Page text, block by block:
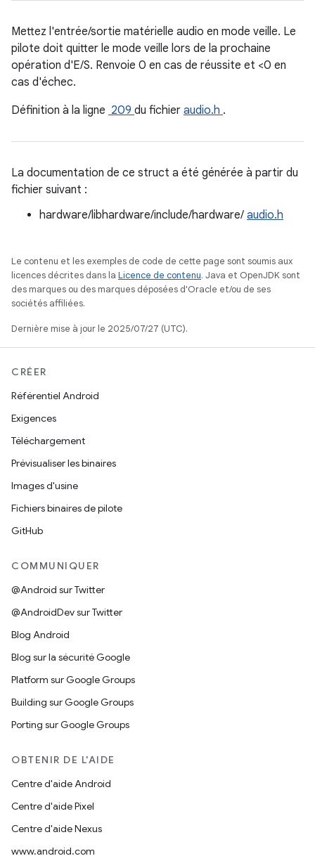
Mettez l'entrée/sortie matérielle audio en mode veille. Le
pilote doit quitter le mode veille lors de la prochaine
opération d'E/S. Renvoie 0 en cas de réussite et <0 en
cas d'échec.
Définition à la ligne 209 du fichier audio.h .
La documentation de ce struct a été générée à partir du
fichier suivant :
hardware/libhardware/include/hardware/ audio.h
Le contenu et les exemples de code de cette page sont soumis aux
licences décrites dans la Licence de contenu. Java et OpenJDK sont
des marques ou des marques déposées d'Oracle et/ou de ses
sociétés affiliées.
Dernière mise à jour le 2025/07/27 (UTC).
CRÉER
Référentiel Android
Exigences
Téléchargement
Prévisualiser les binaires
Images d'usine
Fichiers binaires de pilote
GitHub
COMMUNIQUER
@Android sur Twitter
@AndroidDev sur Twitter
Blog Android
Blog sur la sécurité Google
Platform sur Google Groups
Building sur Google Groups
Porting sur Google Groups
OBTENIR DE L'AIDE
Centre d'aide Android
Centre d'aide Pixel
Centre d'aide Nexus
www.android.com